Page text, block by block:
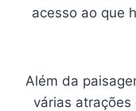
acesso ao que
Além da
várias